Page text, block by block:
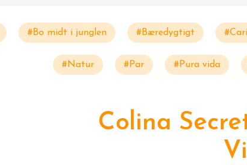
#Bo midt i junglen #Bæredygtigt
#Natur #Par #Pura vida
Colina